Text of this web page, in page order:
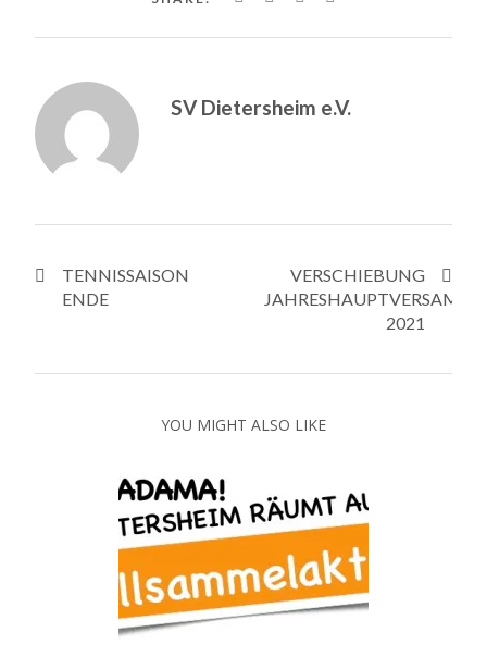
SV Dietersheim e.V.
TENNISSAISON
ENDE
VERSCHIEBUNG
2021
YOU MIGHT ALSO LIKE